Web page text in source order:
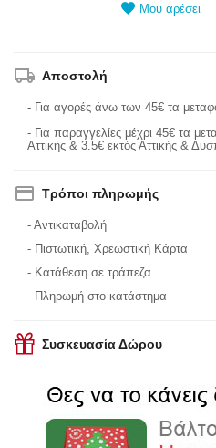
Μου αρέσει
Αποστολή
- Για αγορές άνω των 45€ τα
- Για παραγγελίες μέχρι 45€ τα
Αττικής & 3.5€ εκτός Αττικής &
Τρόποι πληρωμής
- Αντικαταβολή
- Πιστωτική, Χρεωστική Κάρτα
- Κατάθεση σε τράπεζα
- Πληρωμή στο κατάστημα
Συσκευασία Δώρου